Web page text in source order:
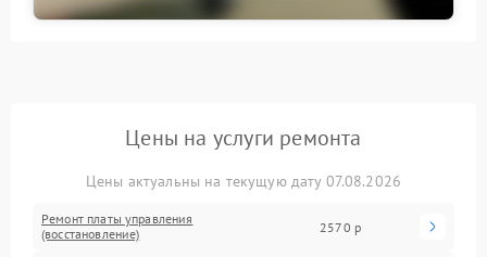
Цены на услуги ремонта
Цены актуальны на текущую дату 07.08.2026
Ремонт платы управления
(восстановление)
2570 р